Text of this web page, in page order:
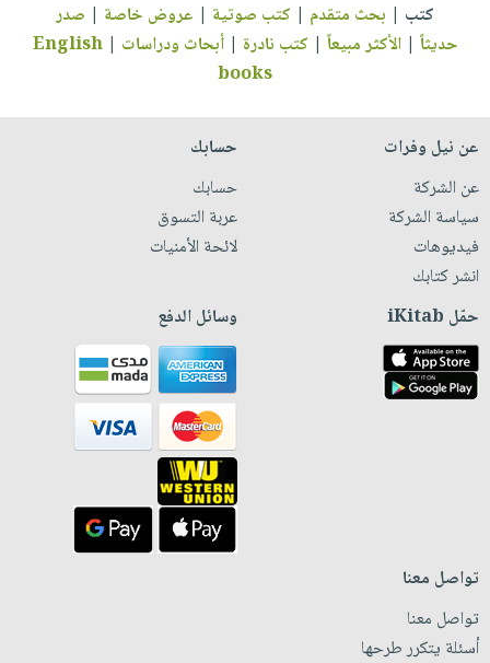
كتب | بحث متقدم | كتب صوتية | عروض خاصة | صدر
حديثاً |الأكثر مبيعاً | كتب نادرة |أبحاث ودراسات |
English
books
عن نيل وفرات
عن الشركة
سياسة الشركة
فيديوهات
انشر كتابك
حسابك
حسابك
عربة التسوق
لائحة الأمنيات
حمّل iKitab وسائل الدفع
تواصل معنا
تواصل معنا
أسئلة يتكرر طرحها